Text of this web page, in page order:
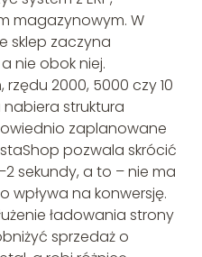
magazynowym. W
sklep zaczyna
nie obok niej.
2000, 5000 czy 10
struktura
zaplanowane
pozwala skrócić
sekundy, a to – nie ma
wpływa na konwersję.
ładowania strony
sprzedaż o